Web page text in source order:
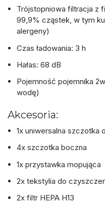
Trójstopniowa filtracja z
99,9% cząstek, w tym
alergeny)
Czas ładowania: 3 h
Hałas: 68 dB
Pojemność pojemnika
wodę)
Akcesoria:
1x uniwersalna szczotka
4x szczotka boczna
1x przystawka mopująca
2x tekstylia do
2x filtr HEPA H13